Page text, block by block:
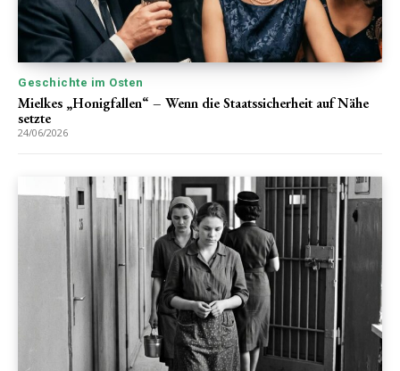
Geschichte im Osten
Mielkes „Honigfallen“ – Wenn die Staatssicherheit auf Nähe
setzte
24/06/2026